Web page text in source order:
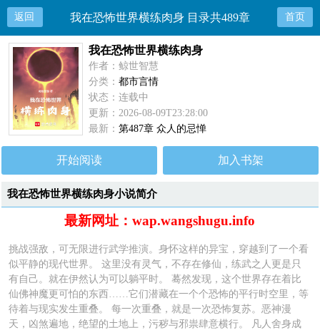
返回 我在恐怖世界横练肉身 目录共489章 首页
我在恐怖世界横练肉身
作者：鲸世智慧
分类：都市言情
状态：连载中
更新：2026-08-09T23:28:00
最新：第487章 众人的忌惮
开始阅读 加入书架
我在恐怖世界横练肉身小说简介
最新网址：wap.wangshugu.info
挑战强敌，可无限进行武学推演。身怀这样的异宝，穿越到了一个看
似平静的现代世界。 这里没有灵气，不存在修仙，练武之人更是只
有自己。就在伊然认为可以躺平时。 蓦然发现，这个世界存在着比
仙佛神魔更可怕的东西……它们潜藏在一个个恐怖的平行时空里，等
待着与现实发生重叠。 每一次重叠，就是一次恐怖复苏。恶神漫
天，凶煞遍地，绝望的土地上，污秽与邪祟肆意横行。 凡人舍身成